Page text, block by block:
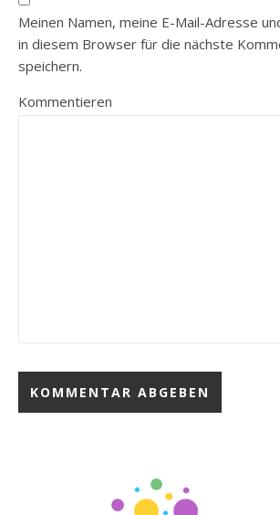
Meinen Namen, meine E-Mail-Adresse
in diesem Browser für die nächste
speichern.
Kommentieren